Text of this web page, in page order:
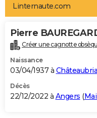
Art de vivre
Bien-être
Loisirs
Mode
Modes de vie
Alimentation
Guide de la santé
Maladies
Médicaments
Sommeil
VOYAGE
Destinations
City break
Voyage nature
Voyage de noces
Forum
Climat
+PHOTO
GUIDES D'ACHAT
BONS PLANS
Linternaute.com
Pierre
Créer une cagnotte
Naissance
03/04/1937 à
Décès
22/12/2022 à Angers (